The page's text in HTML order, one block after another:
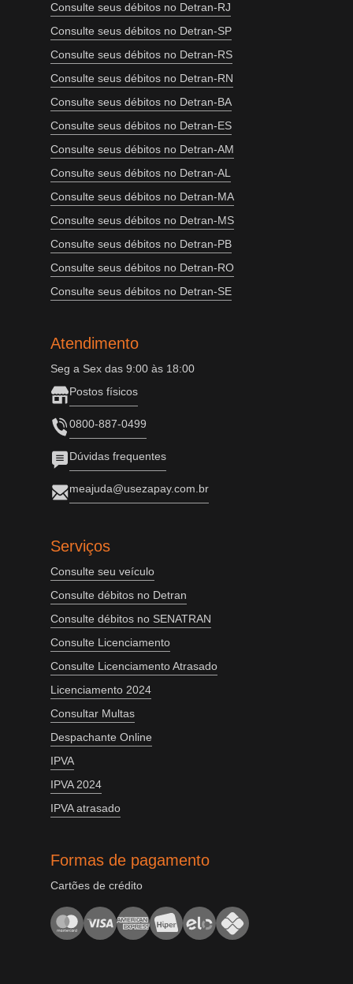
Consulte seus débitos no Detran-RJ
Consulte seus débitos no Detran-SP
Consulte seus débitos no Detran-RS
Consulte seus débitos no Detran-RN
Consulte seus débitos no Detran-BA
Consulte seus débitos no Detran-ES
Consulte seus débitos no Detran-AM
Consulte seus débitos no Detran-AL
Consulte seus débitos no Detran-MA
Consulte seus débitos no Detran-MS
Consulte seus débitos no Detran-PB
Consulte seus débitos no Detran-RO
Consulte seus débitos no Detran-SE
Atendimento
Seg a Sex das 9:00 às 18:00
Postos físicos
0800-887-0499
Dúvidas frequentes
meajuda@usezapay.com.br
Serviços
Consulte seu veículo
Consulte débitos no Detran
Consulte débitos no SENATRAN
Consulte Licenciamento
Consulte Licenciamento Atrasado
Licenciamento 2024
Consultar Multas
Despachante Online
IPVA
IPVA 2024
IPVA atrasado
Formas de pagamento
Cartões de crédito